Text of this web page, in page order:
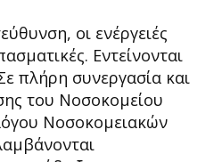
οι ενέργειές
Εντείνονται
πλήρη συνεργασία και
του Νοσοκομείου
Νοσοκομειακών